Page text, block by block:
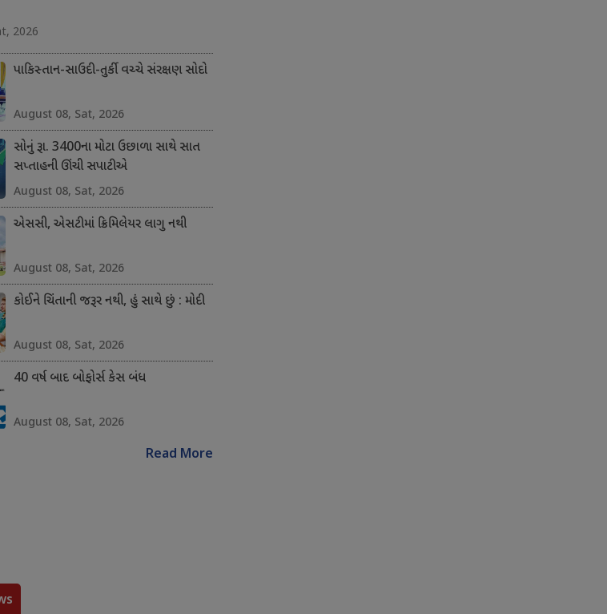
2026
પાકિસ્તાન-સાઉદી-તુર્કી વચ્ચે સંરક્ષણ સોદો
August 08, Sat, 2026
સોનું રૂા. 3400ના મોટા ઉછાળા સાથે સાત
સપ્તાહની ઊંચી સપાટીએ
August 08, Sat, 2026
એસસી, એસટીમાં ક્રિમિલેયર લાગુ નથી
August 08, Sat, 2026
કોઈને ચિંતાની જરૂર નથી, હું સાથે છું : મોદી
August 08, Sat, 2026
40 વર્ષ બાદ બોફોર્સ કેસ બંધ
August 08, Sat, 2026
Read More